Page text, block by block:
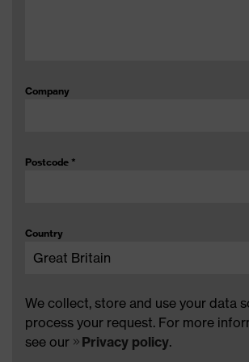
Company
Postcode *
Country
We collect, store and use your data
process your request. For more information, please
see our
Privacy policy.